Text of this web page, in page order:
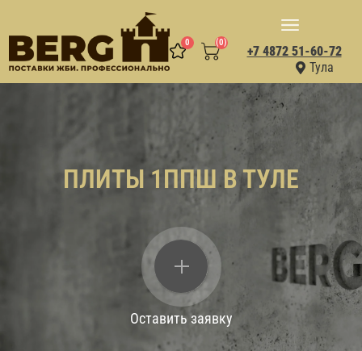
Тула
0 (0)
+7 4872 51-60-72
ПЛИТЫ 1ППШ В ТУЛЕ
Оставить заявку